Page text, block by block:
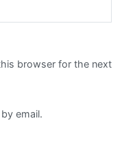
browser for the next
email.